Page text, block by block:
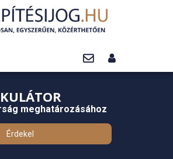
meghatározásához
Érdekel